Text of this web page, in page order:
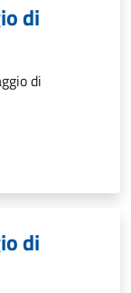
di
di
di